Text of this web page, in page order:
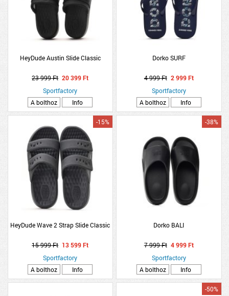
HeyDude Austin Slide Classic
23 999 Ft 20 399 Ft
Sportfactory
A bolthoz
Info
Dorko SURF
4 999 Ft 2 999 Ft
Sportfactory
A bolthoz
Info
HeyDude Wave 2 Strap Slide Classic
-15%
15 999 Ft 13 599 Ft
Sportfactory
A bolthoz
Info
Dorko BALI
-38%
7 999 Ft 4 999 Ft
Sportfactory
A bolthoz
Info
-50%